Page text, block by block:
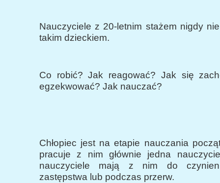
Nauczyciele z 20-letnim stażem nigdy
takim dzieckiem.
Co robić? Jak reagować? Jak się
egzekwować? Jak nauczać?
Chłopiec jest na etapie nauczania
pracuje z nim głównie jedna
nauczyciele mają z nim do
zastępstwa lub podczas przerw.